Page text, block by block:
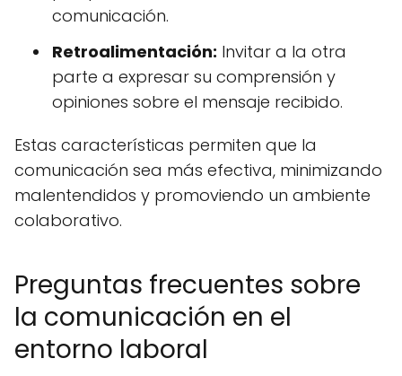
comunicación.
Retroalimentación: Invitar a la otra
parte a expresar su comprensión y
opiniones sobre el mensaje recibido.
Estas características permiten que la
comunicación sea más efectiva, minimizando
malentendidos y promoviendo un ambiente
colaborativo.
Preguntas frecuentes sobre
la comunicación en el
entorno laboral